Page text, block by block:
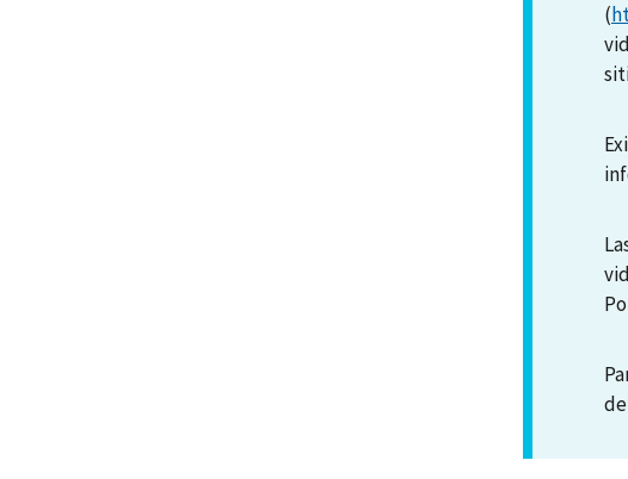
(